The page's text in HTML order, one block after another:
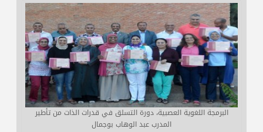
البرمجة اللغوية العصبية، دورة التسلق في قدرات الذات من تأطير
المدرب عبد الوهاب بوجمال